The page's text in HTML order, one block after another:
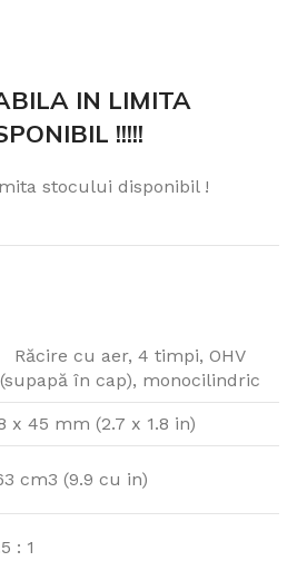
IN LIMITA
!!!!!
stocului disponibil !
Răcire cu aer, 4 timpi, OHV
(supapă în cap), monocilindric
x 45 mm (2.7 x 1.8 in)
cm3 (9.9 cu in)
: 1